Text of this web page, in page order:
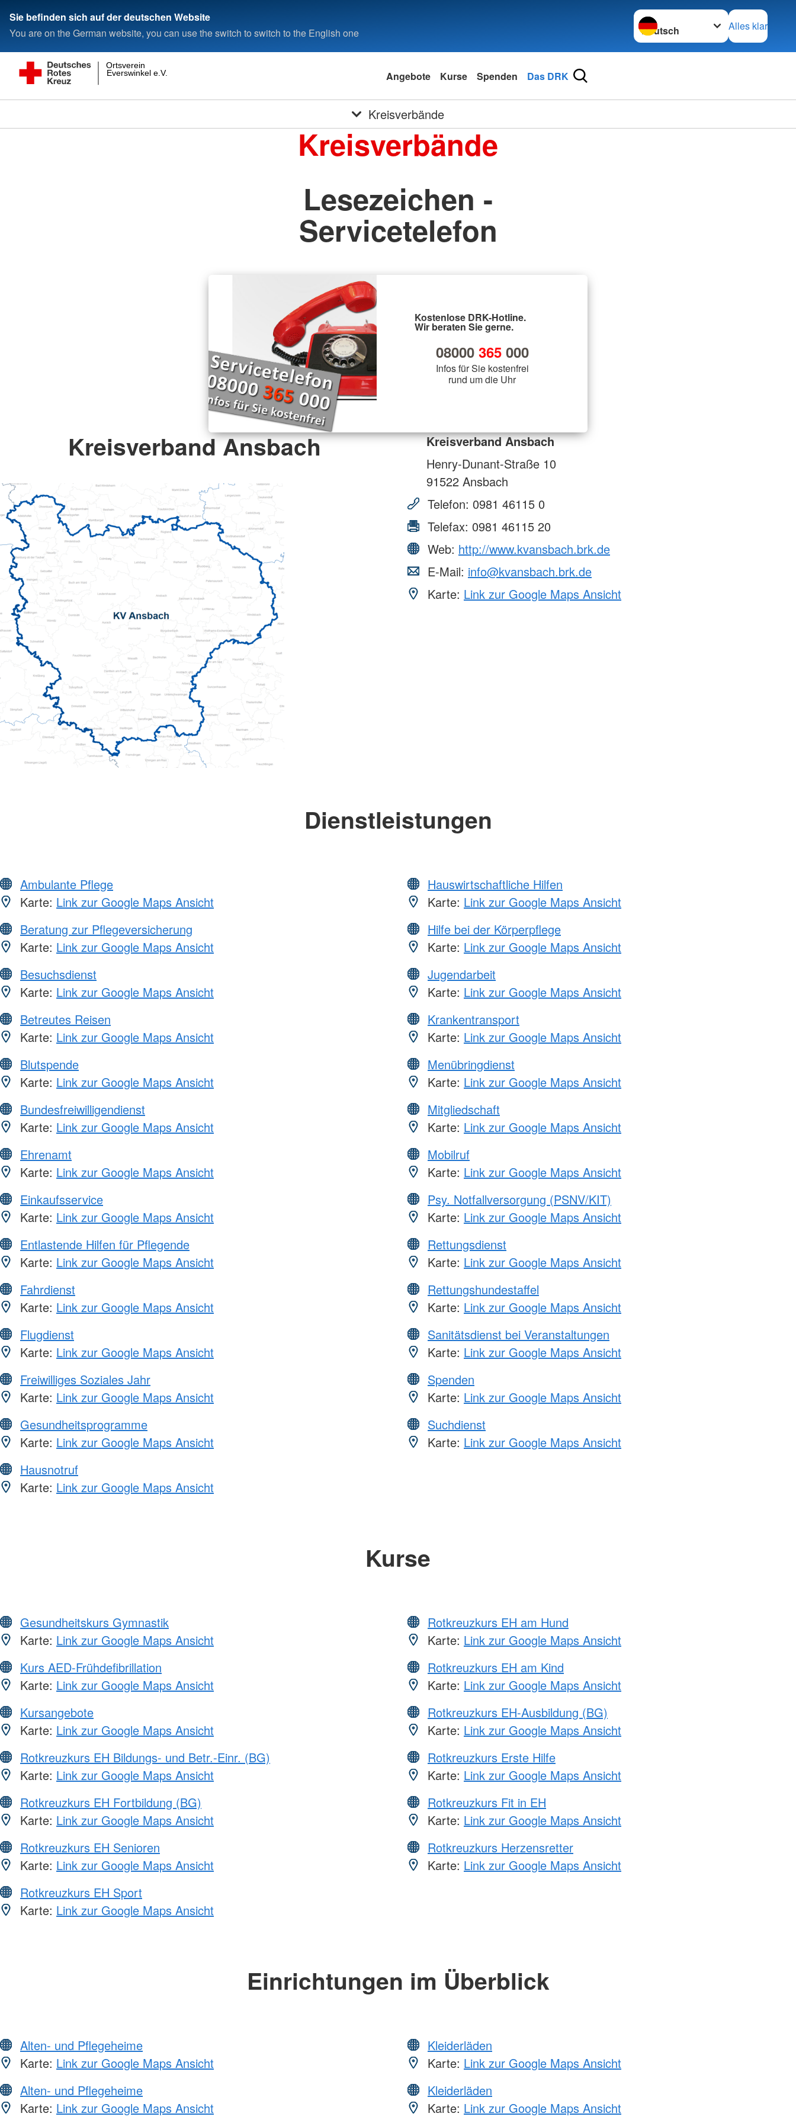
Sie befinden sich auf der deutschen Website
You are on the German website, you can use the switch to switch to the English one
Sprache wechseln zu
Alles klar
Everswinkel e.V.
Ortsverein
Angebote Kurse Spenden Das DRK
Kreisverbände
Kreisverbände
Lesezeichen -
Servicetelefon
Kostenlose DRK-Hotline.
Wir beraten Sie gerne.
08000 365000
Infos für Sie kostenfrei
rund um die Uhr
Kreisverband Ansbach
Kreisverband Ansbach
Henry-Dunant-Straße 10
91522 Ansbach
Telefon: 0981 46115 0
Telefax: 0981 46115 20
Web: http://www.kvansbach.brk.de
E-Mail: info@kvansbach.brk.de
Karte: Link zur Google Maps Ansicht
Dienstleistungen
Ambulante Pflege
Karte: Link zur Google Maps Ansicht
Beratung zur Pflegeversicherung
Karte: Link zur Google Maps Ansicht
Besuchsdienst
Karte: Link zur Google Maps Ansicht
Betreutes Reisen
Karte: Link zur Google Maps Ansicht
Blutspende
Karte: Link zur Google Maps Ansicht
Bundesfreiwilligendienst
Karte: Link zur Google Maps Ansicht
Ehrenamt
Karte: Link zur Google Maps Ansicht
Einkaufsservice
Karte: Link zur Google Maps Ansicht
Entlastende Hilfen für Pflegende
Karte: Link zur Google Maps Ansicht
Fahrdienst
Karte: Link zur Google Maps Ansicht
Flugdienst
Karte: Link zur Google Maps Ansicht
Freiwilliges Soziales Jahr
Karte: Link zur Google Maps Ansicht
Gesundheitsprogramme
Karte: Link zur Google Maps Ansicht
Hausnotruf
Karte: Link zur Google Maps Ansicht
Hauswirtschaftliche Hilfen
Karte: Link zur Google Maps Ansicht
Hilfe bei der Körperpflege
Karte: Link zur Google Maps Ansicht
Jugendarbeit
Karte: Link zur Google Maps Ansicht
Krankentransport
Karte: Link zur Google Maps Ansicht
Menübringdienst
Karte: Link zur Google Maps Ansicht
Mitgliedschaft
Karte: Link zur Google Maps Ansicht
Mobilruf
Karte: Link zur Google Maps Ansicht
Psy. Notfallversorgung (PSNV/KIT)
Karte: Link zur Google Maps Ansicht
Rettungsdienst
Karte: Link zur Google Maps Ansicht
Rettungshundestaffel
Karte: Link zur Google Maps Ansicht
Sanitätsdienst bei Veranstaltungen
Karte: Link zur Google Maps Ansicht
Spenden
Karte: Link zur Google Maps Ansicht
Suchdienst
Karte: Link zur Google Maps Ansicht
Kurse
Gesundheitskurs Gymnastik
Karte: Link zur Google Maps Ansicht
Kurs AED-Frühdefibrillation
Karte: Link zur Google Maps Ansicht
Kursangebote
Karte: Link zur Google Maps Ansicht
Rotkreuzkurs EH Bildungs- und Betr.-Einr. (BG)
Karte: Link zur Google Maps Ansicht
Rotkreuzkurs EH Fortbildung (BG)
Karte: Link zur Google Maps Ansicht
Rotkreuzkurs EH Senioren
Karte: Link zur Google Maps Ansicht
Rotkreuzkurs EH Sport
Karte: Link zur Google Maps Ansicht
Rotkreuzkurs EH am Hund
Karte: Link zur Google Maps Ansicht
Rotkreuzkurs EH am Kind
Karte: Link zur Google Maps Ansicht
Rotkreuzkurs EH-Ausbildung (BG)
Karte: Link zur Google Maps Ansicht
Rotkreuzkurs Erste Hilfe
Karte: Link zur Google Maps Ansicht
Rotkreuzkurs Fit in EH
Karte: Link zur Google Maps Ansicht
Rotkreuzkurs Herzensretter
Karte: Link zur Google Maps Ansicht
Einrichtungen im Überblick
Alten- und Pflegeheime
Karte: Link zur Google Maps Ansicht
Alten- und Pflegeheime
Karte: Link zur Google Maps Ansicht
Kleiderläden
Karte: Link zur Google Maps Ansicht
Kleiderläden
Karte: Link zur Google Maps Ansicht